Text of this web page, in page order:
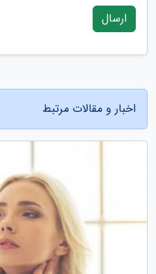
ارسال
اخبار و مقالات مرتبط